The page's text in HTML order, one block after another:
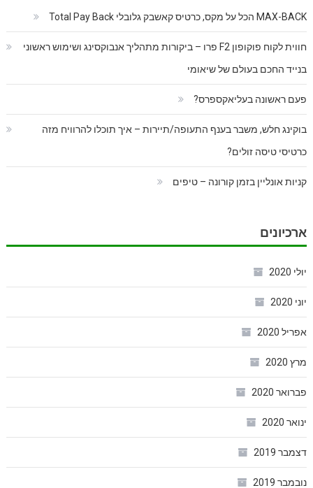
MAX-BACK הכל על מקס, כרטיס קאשבק גלובלי Total Pay Back
חווית לקוח פוקופון F2 פרו – ביקורות מתהליך אנבוקסינג ושימוש ראשוני
בנייד החכם בעולם של שיאומי
פעם ראשונה בעליאקספרס?
בוקינג חלש, משבר בענף התעופה/תיירות – איך תוכלו להרוויח מזה
כרטיסי טיסה זולים?
קניות אונליין בזמן קורונה – טיפים
ארכיונים
יולי 2020
יוני 2020
אפריל 2020
מרץ 2020
פברואר 2020
ינואר 2020
דצמבר 2019
נובמבר 2019